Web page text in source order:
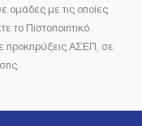
ομάδες με τις οποίες
το Πιστοποιητικό
προκηρύξεις ΑΣΕΠ, σε